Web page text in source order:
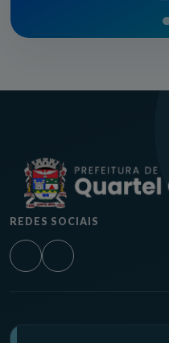
REDES SOCIAIS